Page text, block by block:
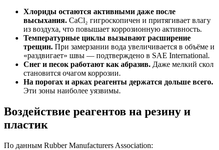
Хлориды остаются активными даже после
высыхания. CaCl₂ гигроскопичен и притягивает влагу
из воздуха, что повышает коррозионную активность.
Температурные циклы вызывают расширение
трещин. При замерзании вода увеличивается в объёме и
«раздвигает» швы — подтверждено в SAE International.
Снег и песок работают как абразив. Даже мелкий скол
становится очагом коррозии.
На порогах и арках реагенты держатся дольше всего.
Эти зоны наиболее уязвимы.
Воздействие реагентов на резину и
пластик
По данным Rubber Manufacturers Association: